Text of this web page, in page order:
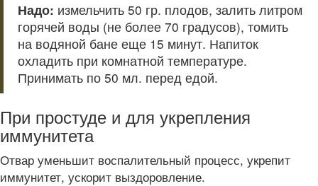
Надо: измельчить 50 гр. плодов, залить литром
горячей воды (не более 70 градусов), томить
на водяной бане еще 15 минут. Напиток
охладить при комнатной температуре.
Принимать по 50 мл. перед едой.
При простуде и для укрепления
иммунитета
Отвар уменьшит воспалительный процесс, укрепит
иммунитет, ускорит выздоровление.